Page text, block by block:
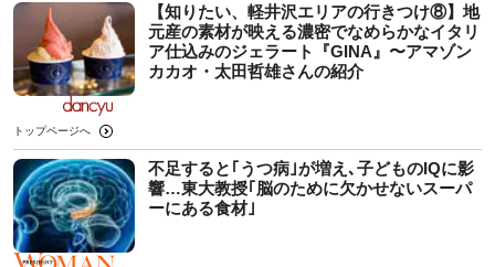
【知りたい、軽井沢エリアの行きつけ⑧】地
元産の素材が映える濃密でなめらかなイタリ
ア仕込みのジェラート『GINA』〜アマゾン
カカオ・太田哲雄さんの紹介
トップページへ
不足すると｢うつ病｣が増え､子どものIQに影
響…東大教授｢脳のために欠かせないスーパ
ーにある食材｣